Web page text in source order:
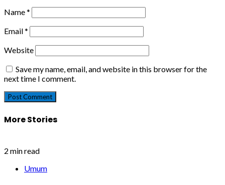
Name*
Email*
Website
Save my name, email, and website in this browser for the
next time I comment.
More Stories
2 min read
Umum